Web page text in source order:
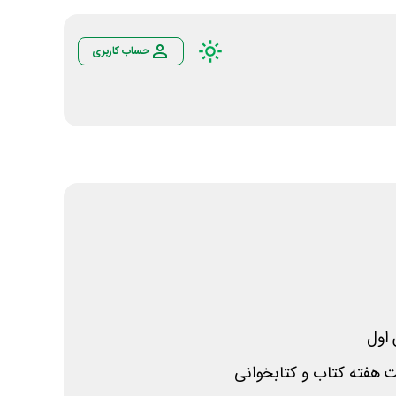
حساب کاربری
هفته کتاب و کتابخوانی